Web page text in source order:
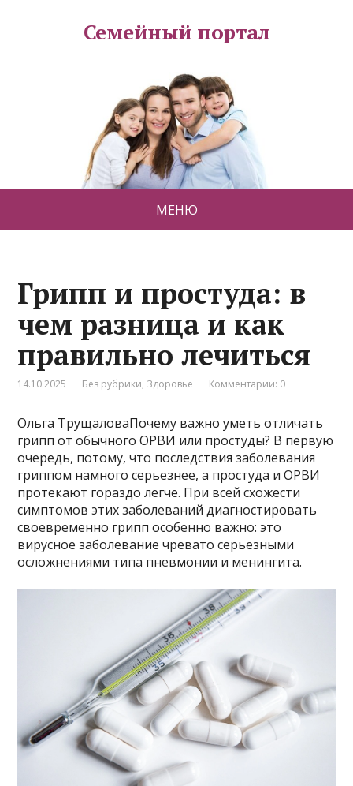
Семейный портал
МЕНЮ
Грипп и простуда: в
чем разница и как
правильно лечиться
14.10.2025 Без рубрики, Здоровье Комментарии: 0
Ольга ТрущаловаПочему важно уметь отличать
грипп от обычного ОРВИ или простуды? В первую
очередь, потому, что последствия заболевания
гриппом намного серьезнее, а простуда и ОРВИ
протекают гораздо легче. При всей схожести
симптомов этих заболеваний диагностировать
своевременно грипп особенно важно: это
вирусное заболевание чревато серьезными
осложнениями типа пневмонии и менингита.